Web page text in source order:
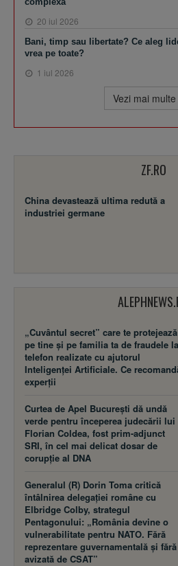
20 iul 2026
Bani, timp sau libertate? Ce aleg
vrea pe toate?
1 iul 2026
Vezi mai
ZF.RO
China devastează ultima redută a
industriei germane
„Cuvântul secret” care te protejează
pe tine și pe familia ta de fraudele la
telefon realizate cu ajutorul
Inteligenței Artificiale. Ce
experții
Curtea de Apel București dă undă
verde pentru începerea judecării lui
Florian Coldea, fost prim-adjunct
SRI, în cel mai delicat dosar de
corupție al DNA
Generalul (R) Dorin Toma critică
întâlnirea delegației române cu
Elbridge Colby, strategul
Pentagonului: „România devine o
vulnerabilitate pentru NATO. Fără
reprezentare guvernamentală și
avizată de CSAT”